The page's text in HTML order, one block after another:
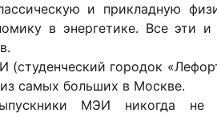
и прикладную
в энергетике. Все эти и
городок
самых больших в Москве.
МЭИ никогда